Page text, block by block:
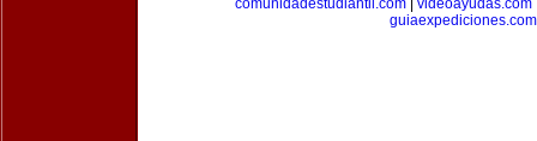
comunidadestudiantil.com| videoayudas.com
guiaexpediciones.com